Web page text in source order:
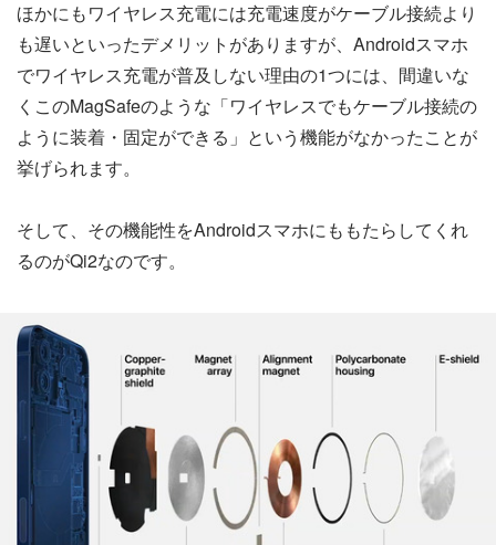
ほかにもワイヤレス充電には充電速度がケーブル接続より
も遅いといったデメリットがありますが、Androidスマホ
でワイヤレス充電が普及しない理由の1つには、間違いな
くこのMagSafeのような「ワイヤレスでもケーブル接続の
ように装着・固定ができる」という機能がなかったことが
挙げられます。
そして、その機能性をAndroidスマホにももたらしてくれ
るのがQi2なのです。